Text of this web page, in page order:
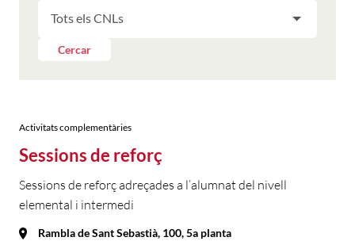
RESULTATS
PER
LES
Cercar
Activitats complementàries
Sessions de reforç
Sessions de reforç adreçades a l’alumnat del nivell
elemental i intermedi
Rambla de Sant Sebastià, 100, 5a planta